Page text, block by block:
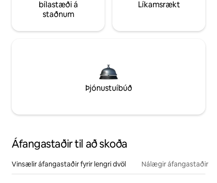
bílastæði á
staðnum
Líkamsrækt
Þjónustuíbúð
Áfangastaðir til að skoða
Vinsælir áfangastaðir fyrir lengri dvöl Nálægir áfangastaðir